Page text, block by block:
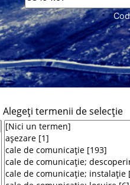
Cod
Alegeţi termenii de selecţie